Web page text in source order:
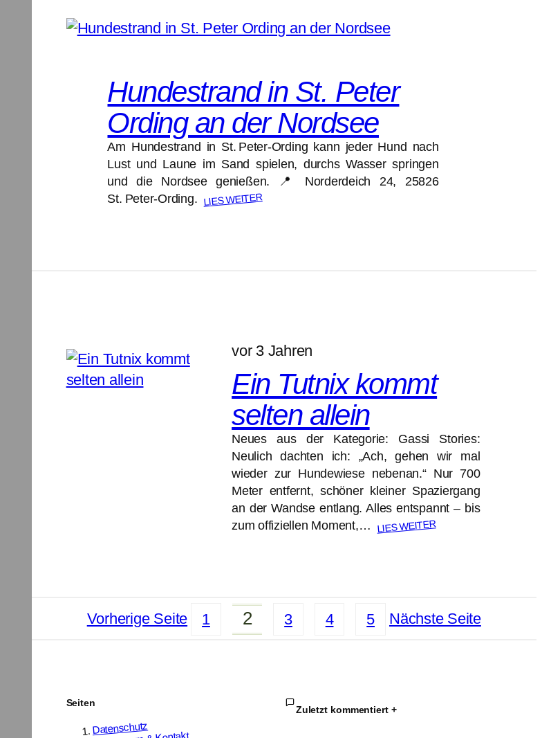
Hundestrand in St. Peter
Ording an der Nordsee
Am Hundestrand in St. Peter-Ording kann jeder Hund nach
Lust und Laune im Sand spielen, durchs Wasser springen
und die Nordsee genießen. 📍 Norderdeich 24, 25826
St. Peter-Ording. LIES WEITER
vor 3 Jahren
Ein Tutnix kommt
selten allein
Neues aus der Kategorie: Gassi Stories:
Neulich dachten ich: „Ach, gehen wir mal
wieder zur Hundewiese nebenan.“ Nur 700
Meter entfernt, schöner kleiner Spaziergang
an der Wandse entlang. Alles entspannt – bis
zum offiziellen Moment,… LIES WEITER
Vorherige Seite 1 2 3 4 5 Nächste Seite
Seiten
Datenschutz
Zuletzt kommentiert +